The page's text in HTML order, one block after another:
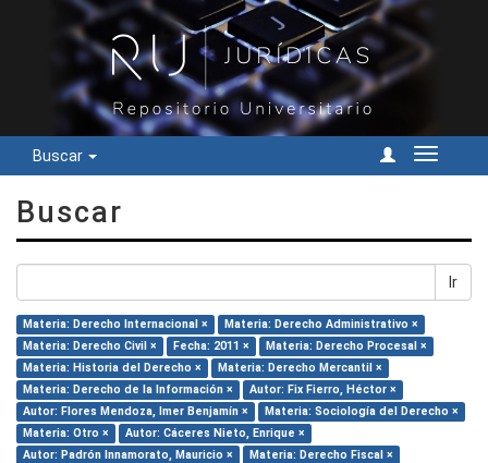
Buscar
Cambiar
Buscar
Ir
Materia: Derecho Internacional ×
Materia: Derecho Administrativo ×
Materia: Derecho Civil ×
Fecha: 2011 ×
Materia: Derecho Procesal ×
Materia: Historia del Derecho ×
Materia: Derecho Mercantil ×
Materia: Derecho de la Información ×
Autor: Fix Fierro, Héctor ×
Autor: Flores Mendoza, Imer Benjamín ×
Materia: Sociología del Derecho ×
Materia: Otro ×
Autor: Cáceres Nieto, Enrique ×
Autor: Padrón Innamorato, Mauricio ×
Materia: Derecho Fiscal ×